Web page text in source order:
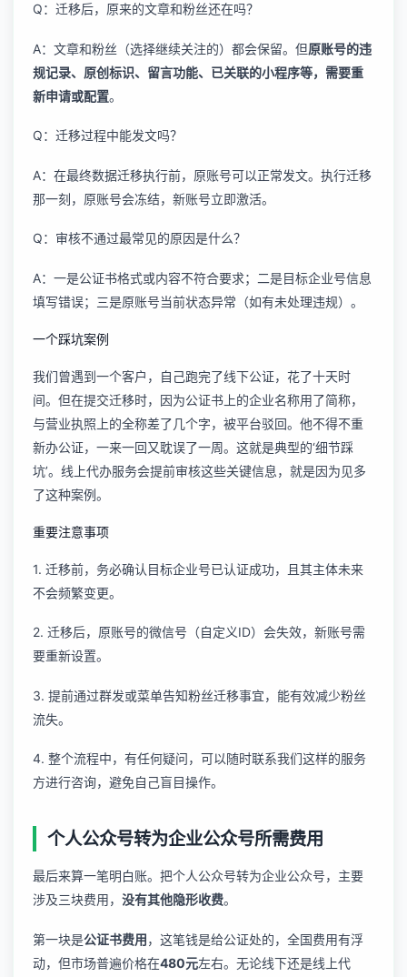
Q：迁移后，原来的文章和粉丝还在吗？
A：文章和粉丝（选择继续关注的）都会保留。但原账号的违
规记录、原创标识、留言功能、已关联的小程序等，需要重
新申请或配置。
Q：迁移过程中能发文吗？
A：在最终数据迁移执行前，原账号可以正常发文。执行迁移
那一刻，原账号会冻结，新账号立即激活。
Q：审核不通过最常见的原因是什么？
A：一是公证书格式或内容不符合要求；二是目标企业号信息
填写错误；三是原账号当前状态异常（如有未处理违规）。
一个踩坑案例
我们曾遇到一个客户，自己跑完了线下公证，花了十天时
间。但在提交迁移时，因为公证书上的企业名称用了简称，
与营业执照上的全称差了几个字，被平台驳回。他不得不重
新办公证，一来一回又耽误了一周。这就是典型的‘细节踩
坑’。线上代办服务会提前审核这些关键信息，就是因为见多
了这种案例。
重要注意事项
1. 迁移前，务必确认目标企业号已认证成功，且其主体未来
不会频繁变更。
2. 迁移后，原账号的微信号（自定义ID）会失效，新账号需
要重新设置。
3. 提前通过群发或菜单告知粉丝迁移事宜，能有效减少粉丝
流失。
4. 整个流程中，有任何疑问，可以随时联系我们这样的服务
方进行咨询，避免自己盲目操作。
个人公众号转为企业公众号所需费用
最后来算一笔明白账。把个人公众号转为企业公众号，主要
涉及三块费用， 没有其他隐形收费。
第一块是公证书费用，这笔钱是给公证处的，全国费用有浮
动，但市场普遍价格在480元左右。无论线下还是线上代